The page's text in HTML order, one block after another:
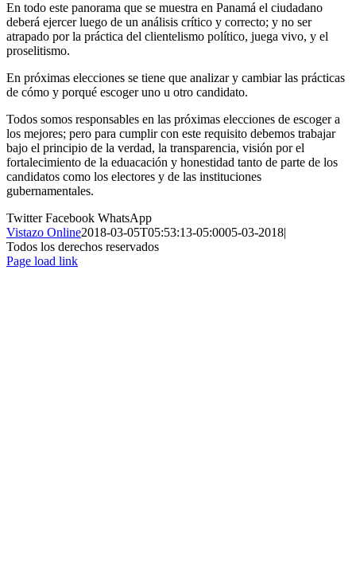
En todo este panorama que se muestra en Panamá el ciudadano
deberá ejercer luego de un análisis crítico y correcto; y no ser
atrapado por la práctica del clientelismo político, juega vivo, y el
proselitismo.
En próximas elecciones se tiene que analizar y cambiar las prácticas
de cómo y porqué escoger uno u otro candidato.
Todos somos responsables en las próximas elecciones de escoger a
los mejores; pero para cumplir con este requisito debemos trabajar
bajo el principio de la verdad, la transparencia, visión por el
fortalecimiento de la eduacación y honestidad tanto de parte de los
candidatos como los electores y de las instituciones
gubernamentales.
TwitterFacebook WhatsApp
Vistazo Online2018-03-05T05:53:13-05:0005-03-2018|
Todos los derechos reservados
Page load link